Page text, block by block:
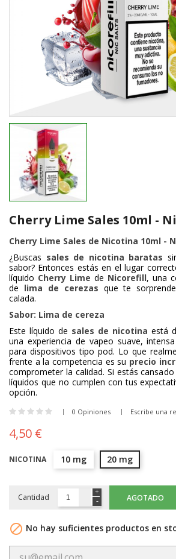
Cherry Lime Sales 10ml -
Cherry Lime Sales de Nicotina 10ml -
¿Buscas sales de nicotina baratas
sabor? Entonces estás en el lugar
líquido Cherry Lime de Nicorefill, una
de lima de cerezas que te
calada.
Sabor: Lima de cereza
Este líquido de sales de nicotina está
una experiencia de vapeo suave,
para dispositivos tipo pod. Lo que
frente a la competencia es su precio
comprometer la calidad. Si estás
líquidos que no cumplen con tus
opción.
0 Opiniones Escribe una
4,50 €
NICOTINA 10 mg 20 mg
Cantidad AGOTADO
 No hay suficientes productos en